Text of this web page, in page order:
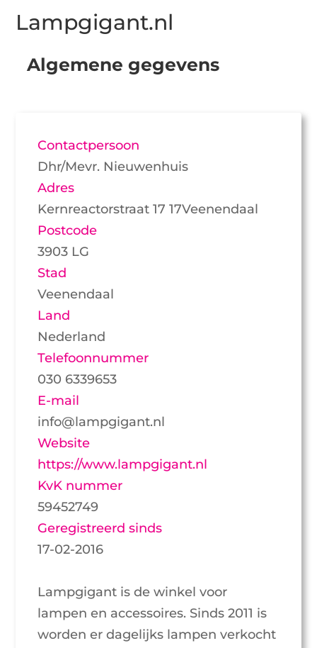
Lampgigant.nl
Algemene gegevens
Contactpersoon
Dhr/Mevr. Nieuwenhuis
Adres
Kernreactorstraat 17 17Veenendaal
Postcode
3903 LG
Stad
Veenendaal
Land
Nederland
Telefoonnummer
030 6339653
E-mail
info@lampgigant.nl
Website
https://www.lampgigant.nl
KvK nummer
59452749
Geregistreerd sinds
17-02-2016
Lampgigant is de winkel voor
lampen en accessoires. Sinds 2011 is
worden er dagelijks lampen verkocht